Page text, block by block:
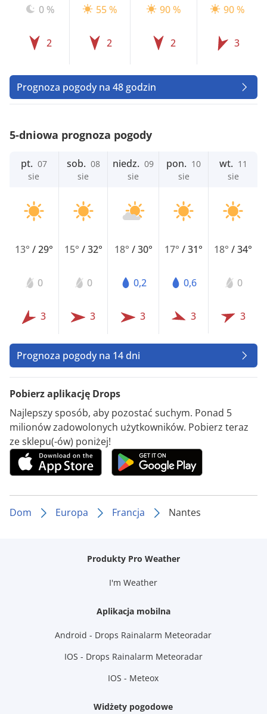
0 %
2
55 %
2
90 %
2
90 %
3
Prognoza pogody na 48 godzin
5-dniowa prognoza pogody
pt. 07
sie
13° /29°
0
3
sob. 08
sie
15° /32°
0
3
niedz. 09
sie
18° /30°
0,2
3
pon. 10
sie
17°/31°
0,6
3
wt. 11
sie
18°/34°
0
3
Prognoza pogody na 14 dni
Pobierz aplikację Drops
Najlepszy sposób, aby pozostać suchym. Ponad 5
milionów zadowolonych użytkowników. Pobierz teraz
ze sklepu(-ów) poniżej!
Dom Europa Francja Nantes
Produkty Pro Weather
I'm Weather
Aplikacja mobilna
Android - Drops Rainalarm Meteoradar
IOS - Drops Rainalarm Meteoradar
IOS - Meteox
Widżety pogodowe